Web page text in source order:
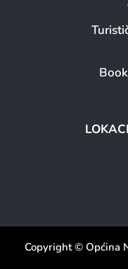
Copyright © Općina